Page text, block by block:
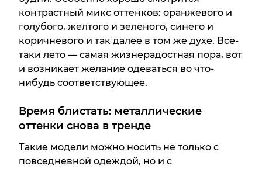
контрастный микс оттенков: оранжевого и
голубого, желтого и зеленого, синего и
коричневого и так далее в том же духе. Все-
таки лето — самая жизнерадостная пора, вот
и возникает желание одеваться во что-
нибудь соответствующее.
Время блистать: металлические
оттенки снова в тренде
Такие модели можно носить не только с
повседневной одеждой, но и с